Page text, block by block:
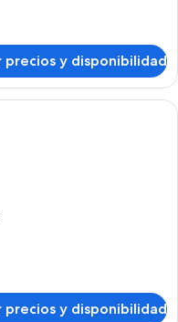
precios y disponibilidad
de cama de alta calidad,
precios y disponibilidad